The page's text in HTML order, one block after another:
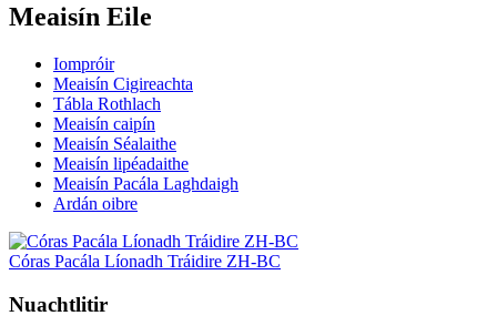
Meaisín Eile
Iompróir
Meaisín Cigireachta
Tábla Rothlach
Meaisín caipín
Meaisín Séalaithe
Meaisín lipéadaithe
Meaisín Pacála Laghdaigh
Ardán oibre
Córas Pacála Líonadh Tráidire ZH-BC
Nuachtlitir